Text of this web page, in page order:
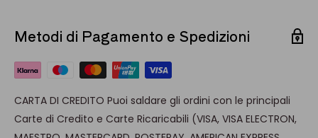
LAVAGGIO:a mano con un panno umido, non immergere
in acqua.
Metodi di Pagamento e Spedizioni
CARTA DI CREDITO Puoi saldare gli ordini con le principali
Carte di Credito e Carte Ricaricabili (VISA, VISA ELECTRON,